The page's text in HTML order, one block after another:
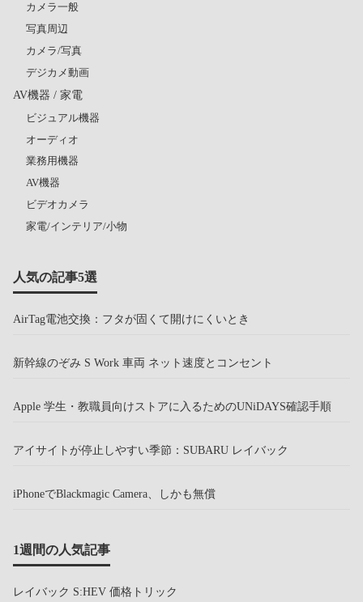
カメラ一般
写真周辺
カメラ/写真
デジカメ動画
AV機器 / 家電
ビジュアル機器
オーディオ
業務用機器
AV機器
ビデオカメラ
家電/インテリア/小物
人気の記事5選
AirTag電池交換：フタが固くて開けにくいとき
新幹線のぞみ S Work 車両 ネット速度とコンセント
Apple 学生・教職員向けストアに入るためのUNiDAYS確認手順
アイサイトが停止しやすい季節：SUBARU レイバック
iPhoneでBlackmagic Camera、しかも無償
1週間の人気記事
レイバック S:HEV 価格トリック